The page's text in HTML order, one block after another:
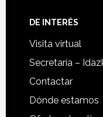
DE INTERÉS
Visita virtual
Secretaría –
Contactar
Dónde estamos